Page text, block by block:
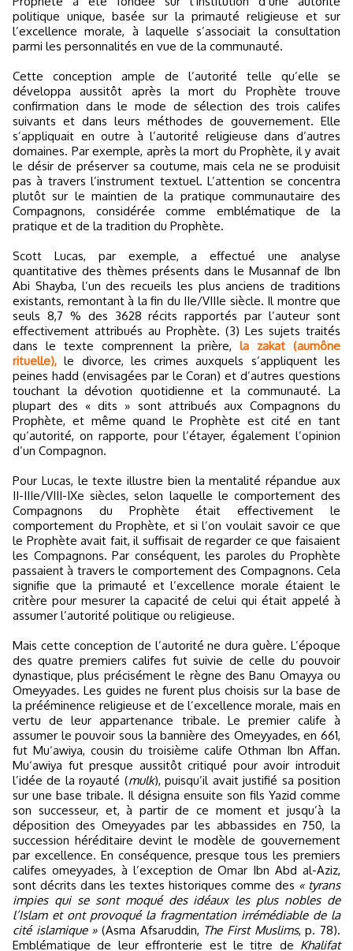
politique unique, basée sur la primauté religieuse et sur
l’excellence morale, à laquelle s’associait la consultation
parmi les personnalités en vue de la communauté.
Cette conception ample de l’autorité telle qu’elle se
développa aussitôt après la mort du Prophète trouve
confirmation dans le mode de sélection des trois califes
suivants et dans leurs méthodes de gouvernement. Elle
s’appliquait en outre à l’autorité religieuse dans d’autres
domaines. Par exemple, après la mort du Prophète, il y avait
le désir de préserver sa coutume, mais cela ne se produisit
pas à travers l’instrument textuel. L’attention se concentra
plutôt sur le maintien de la pratique communautaire des
Compagnons, considérée comme emblématique de la
pratique et de la tradition du Prophète.
Scott Lucas, par exemple, a effectué une analyse
quantitative des thèmes présents dans le Musannaf de Ibn
Abi Shayba, l’un des recueils les plus anciens de traditions
existants, remontant à la fin du IIe/VIIIe siècle. Il montre que
seuls 8,7 % des 3628 récits rapportés par l’auteur sont
effectivement attribués au Prophète. (3) Les sujets traités
dans le texte comprennent la prière,la zakat (aumône
rituelle), le divorce, les crimes auxquels s’appliquent les
peines hadd (envisagées par le Coran) et d’autres questions
touchant la dévotion quotidienne et la communauté. La
plupart des « dits » sont attribués aux Compagnons du
Prophète, et même quand le Prophète est cité en tant
qu’autorité, on rapporte, pour l’étayer, également l’opinion
d’un Compagnon.
Pour Lucas, le texte illustre bien la mentalité répandue aux
II-IIIe/VIII-IXe siècles, selon laquelle le comportement des
Compagnons du Prophète était effectivement le
comportement du Prophète, et si l’on voulait savoir ce que
le Prophète avait fait, il suffisait de regarder ce que faisaient
les Compagnons. Par conséquent, les paroles du Prophète
passaient à travers le comportement des Compagnons. Cela
signifie que la primauté et l’excellence morale étaient le
critère pour mesurer la capacité de celui qui était appelé à
assumer l’autorité politique ou religieuse.
Mais cette conception de l’autorité ne dura guère. L’époque
des quatre premiers califes fut suivie de celle du pouvoir
dynastique, plus précisément le règne des Banu Omayya ou
Omeyyades. Les guides ne furent plus choisis sur la base de
la prééminence religieuse et de l’excellence morale, mais en
vertu de leur appartenance tribale. Le premier calife à
assumer le pouvoir sous la bannière des Omeyyades, en 661,
fut Mu‘awiya, cousin du troisième calife Othman Ibn Affan.
Mu‘awiya fut presque aussitôt critiqué pour avoir introduit
l’idée de la royauté (mulk), puisqu’il avait justifié sa position
sur une base tribale. Il désigna ensuite son fils Yazid comme
son successeur, et, à partir de ce moment et jusqu’à la
déposition des Omeyyades par les abbassides en 750, la
succession héréditaire devint le modèle de gouvernement
par excellence. En conséquence, presque tous les premiers
califes omeyyades, à l’exception de Omar Ibn Abd al-Aziz,
sont décrits dans les textes historiques comme des « tyrans
impies qui se sont moqué des idéaux les plus nobles de
l’Islam et ont provoqué la fragmentation irrémédiable de la
cité islamique »(Asma Afsaruddin, The First Muslims, p. 78).
Emblématique de leur effronterie est le titre de Khalifat